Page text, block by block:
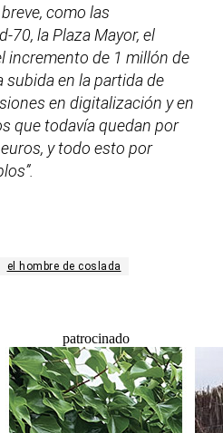
como las
70, la Plaza Mayor, el
incremento de 1 millón de
subida en la partida de
en digitalización y en
que todavía quedan por
y todo esto por
el hombre de coslada
patrocinado